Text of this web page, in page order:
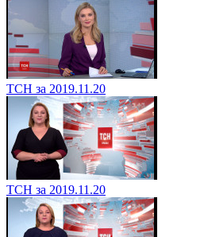
ТСН за 2019.11.20
ТСН за 2019.11.20